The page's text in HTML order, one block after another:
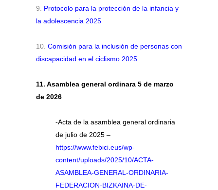
9. Protocolo para la protección de la infancia y
la adolescencia 2025
10. Comisión para la inclusión de personas con
discapacidad en el ciclismo 2025
11. Asamblea general ordinara 5 de marzo
de 2026
-Acta de la asamblea general ordinaria
de julio de 2025 –
https://www.febici.eus/wp-
content/uploads/2025/10/ACTA-
ASAMBLEA-GENERAL-ORDINARIA-
FEDERACION-BIZKAINA-DE-